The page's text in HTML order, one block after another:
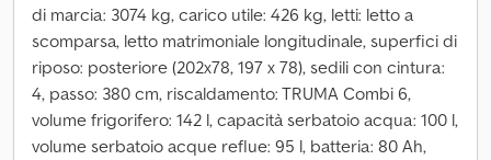
di marcia: 3074 kg, carico utile: 426 kg, letti: letto a
scomparsa, letto matrimoniale longitudinale, superfici di
riposo: posteriore (202x78, 197 x 78), sedili con cintura:
4, passo: 380 cm, riscaldamento: TRUMA Combi 6,
volume frigorifero: 142 l, capacità serbatoio acqua: 100 l,
volume serbatoio acque reflue: 95 l, batteria: 80 Ah,